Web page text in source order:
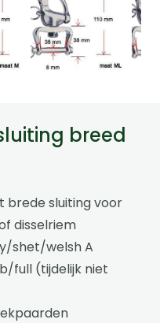
breed
brede sluiting voor
disselriem
shet/welsh A
full (tijdelijk niet